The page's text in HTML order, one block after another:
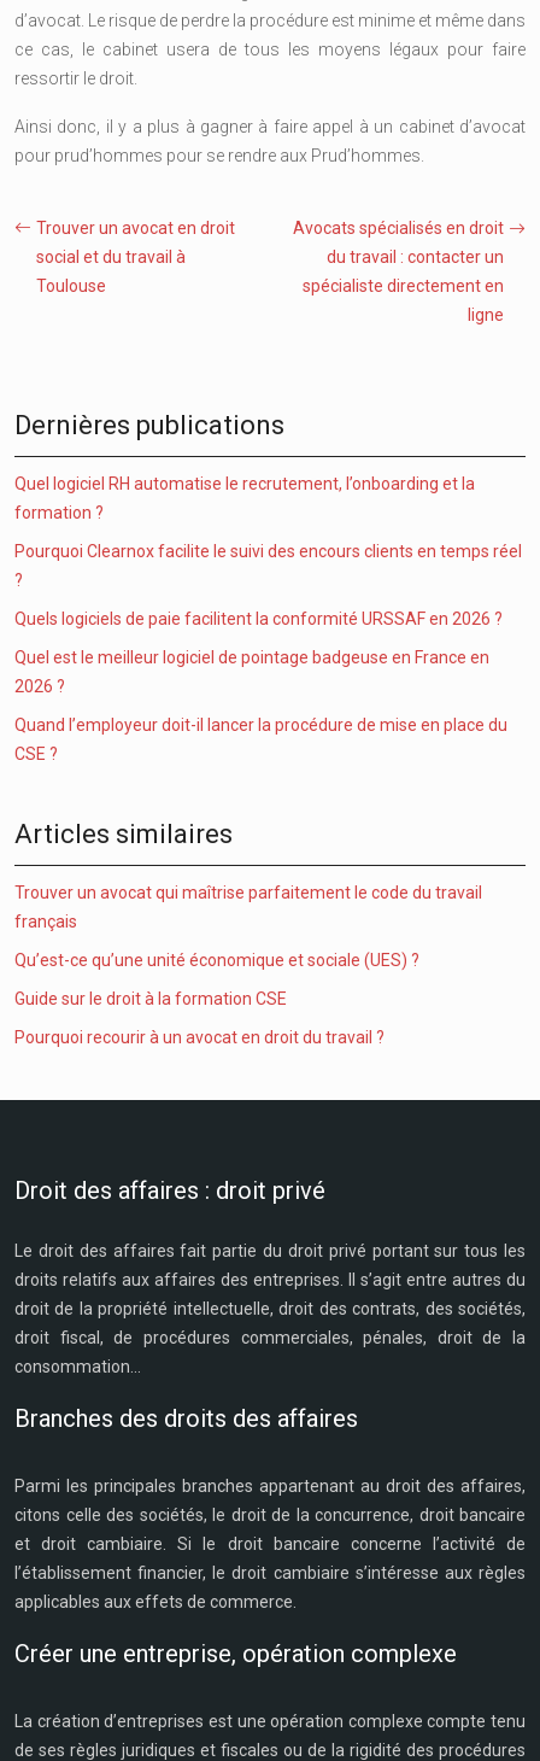
d’avocat. Le risque de perdre la procédure est minime et même dans
ce cas, le cabinet usera de tous les moyens légaux pour faire
ressortir le droit.
Ainsi donc, il y a plus à gagner à faire appel à un cabinet d’avocat
pour prud’hommes pour se rendre aux Prud’hommes.
Trouver un avocat en droit
social et du travail à
Toulouse
Avocats spécialisés en droit
du travail : contacter un
spécialiste directement en
ligne
Dernières publications
Quel logiciel RH automatise le recrutement, l’onboarding et la
formation ?
Pourquoi Clearnox facilite le suivi des encours clients en temps réel
?
Quels logiciels de paie facilitent la conformité URSSAF en 2026 ?
Quel est le meilleur logiciel de pointage badgeuse en France en
2026 ?
Quand l’employeur doit-il lancer la procédure de mise en place du
CSE ?
Articles similaires
Trouver un avocat qui maîtrise parfaitement le code du travail
français
Qu’est-ce qu’une unité économique et sociale (UES) ?
Guide sur le droit à la formation CSE
Pourquoi recourir à un avocat en droit du travail ?
Droit des affaires : droit privé
Le droit des affaires fait partie du droit privé portant sur tous les
droits relatifs aux affaires des entreprises. Il s’agit entre autres du
droit de la propriété intellectuelle, droit des contrats, des sociétés,
droit fiscal, de procédures commerciales, pénales, droit de la
consommation…
Branches des droits des affaires
Parmi les principales branches appartenant au droit des affaires,
citons celle des sociétés, le droit de la concurrence, droit bancaire
et droit cambiaire. Si le droit bancaire concerne l’activité de
l’établissement financier, le droit cambiaire s’intéresse aux règles
applicables aux effets de commerce.
Créer une entreprise, opération complexe
La création d’entreprises est une opération complexe compte tenu
de ses règles juridiques et fiscales ou de la rigidité des procédures